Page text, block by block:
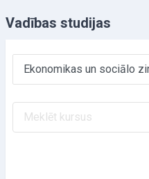
Vadības studijas
Kursu kategorijas